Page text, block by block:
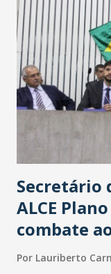
Secretário
ALCE
combate
Por Lauriberto